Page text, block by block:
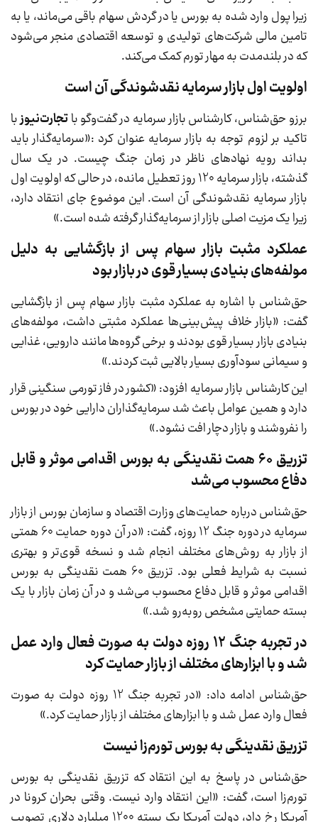
زیرا پول وارد شده به بورس یا در گردش سهام باقی می‌ماند، یا به
تامین مالی شرکت‌های تولیدی و توسعه اقتصادی منجر می‌شود
که در بلندمدت به مهار تورم کمک می‌کند.
اولویت اول بازار سرمایه نقدشوندگی آن است
برزو حق‌شناس، کارشناس بازار سرمایه در گفت‌وگو باتجارت‌نیوزبا
تاکید بر لزوم توجه به بازار سرمایه عنوان کرد :«سرمایه‌گذار باید
بداند رویه نهادهای ناظر در زمان جنگ چیست. در یک سال
گذشته، بازار سرمایه 120 روز تعطیل مانده، در حالی که اولویت اول
بازار سرمایه نقدشوندگی آن است. این موضوع جای انتقاد دارد،
زیرا یک مزیت اصلی بازار از سرمایه‌گذار گرفته شده است.»
عملکرد مثبت بازار سهام پس از بازگشایی به دلیل
مولفه‌های بنیادی بسیار قوی در بازار بود
حق‌شناس با اشاره به عملکرد مثبت بازار سهام پس از بازگشایی
گفت: «بازار خلاف پیش‌بینی‌ها عملکرد مثبتی داشت، مولفه‌های
بنیادی بازار بسیار قوی بودند و برخی گروه‌ها مانند دارویی، غذایی
و سیمانی سودآوری بسیار بالایی ثبت کردند.»
این کارشناس بازار سرمایه افزود: «کشور در فاز تورمی سنگینی قرار
دارد و همین عوامل باعث شد سرمایه‌گذاران دارایی خود در بورس
را نفروشند و بازار دچار افت نشود.»
تزریق 60 همت نقدینگی به بورس اقدامی موثر و قابل
دفاع محسوب می‌شد
حق‌شناس درباره حمایت‌های وزارت اقتصاد و سازمان بورس از بازار
سرمایه در دوره جنگ 12 روزه، گفت: «در آن دوره حمایت 60 همتی
از بازار به روش‌های مختلف انجام شد و نسخه قوی‌تر و بهتری
نسبت به شرایط فعلی بود. تزریق 60 همت نقدینگی به بورس
اقدامی موثر و قابل دفاع محسوب می‌شد و در آن زمان بازار با یک
بسته حمایتی مشخص روبه‌رو شد.»
در تجربه جنگ 12 روزه دولت به صورت فعال وارد عمل
شد و با ابزارهای مختلف از بازار حمایت کرد
حق‌شناس ادامه داد: «در تجربه جنگ 12 روزه دولت به صورت
فعال وارد عمل شد و با ابزارهای مختلف از بازار حمایت کرد.»
تزریق نقدینگی به بورس تورم‌زا نیست
حق‌شناس در پاسخ به این انتقاد که تزریق نقدینگی به بورس
تورم‌زا است، گفت: «این انتقاد وارد نیست. وقتی بحران کرونا در
آمریکا رخ داد، دولت آمریکا یک بسته 1200 میلیارد دلاری تصویب